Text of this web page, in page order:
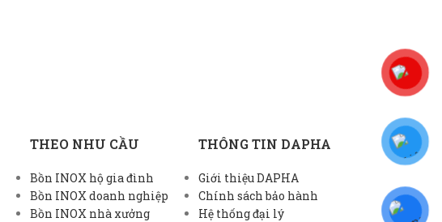
THEO NHU CẦU
Bồn INOX hộ gia đình
Bồn INOX doanh nghiệp
Bồn INOX nhà xưởng
THÔNG TIN DAPHA
Giới thiệu DAPHA
Chính sách bảo hành
Hệ thống đại lý